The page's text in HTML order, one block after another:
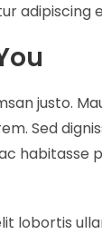
adipiscing
justo.
Sed
habitasse
lobortis